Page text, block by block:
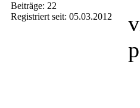
Beiträge: 22
Registriert seit: 05.03.2012